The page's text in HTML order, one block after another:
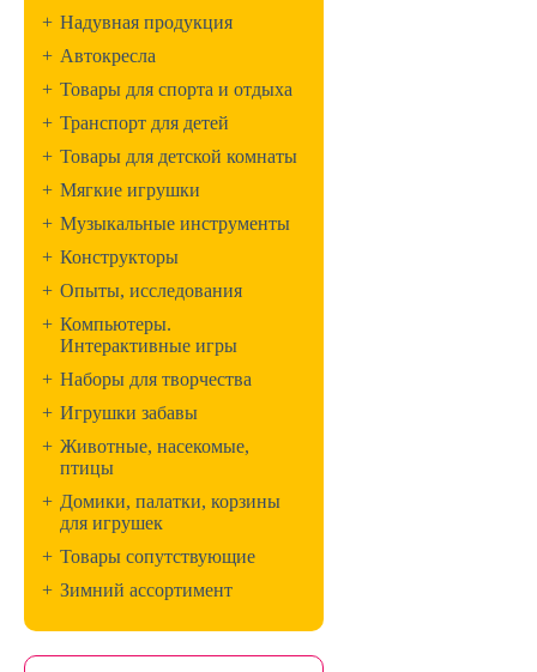
+ Надувная продукция
+ Автокресла
+ Товары для спорта и отдыха
+ Транспорт для детей
+ Товары для детской комнаты
+ Мягкие игрушки
+ Музыкальные инструменты
+ Конструкторы
+ Опыты, исследования
+ Компьютеры.
Интерактивные игры
+ Наборы для творчества
+ Игрушки забавы
+ Животные, насекомые,
птицы
+ Домики, палатки, корзины
для игрушек
+ Товары сопутствующие
+ Зимний ассортимент